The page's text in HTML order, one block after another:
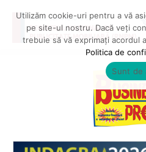
Utilizăm cookie-uri pentru a vă
pe site-ul nostru. Dacă veți
trebuie să vă exprimați acordul
Politica de
Sunt de